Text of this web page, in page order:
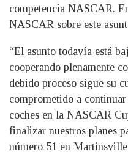
competencia NASCAR.
NASCAR sobre este
“El asunto todavía está
cooperando plenamente
debido proceso sigue su
comprometido a
coches en la NASCAR
finalizar nuestros planes
número 51 en